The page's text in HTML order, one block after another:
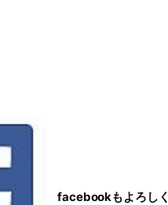
facebookもよろしく